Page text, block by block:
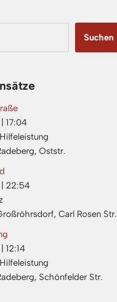
Suchen
17:04
Oststr.
22:54
Carl Rosen Str.
12:14
Schönfelder Str.